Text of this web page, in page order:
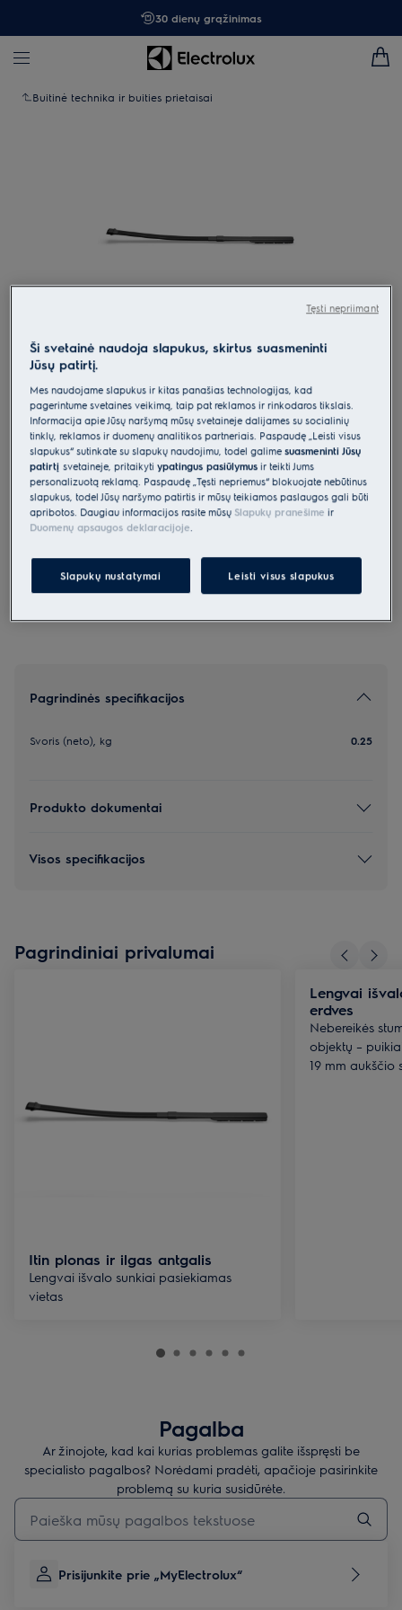
30 dienų grąžinimas
Buitinė technika ir buities prietaisai
Spustelėkite, kad padidintumėte mastelį
ZE163
Itin plonas, lankstus ir ilgas antgalis
plyšiams
0 (0)
*Produkto puslapio galerijoje pateiktos nuotraukos
ir vaizdo įrašai yra tik iliustraciniai ir gali netiksliai
atvaizduoti šį modelį.
Pagrindinės specifikacijos
Svoris (neto), kg 0.25
Produkto dokumentai
Visos specifikacijos
Pagrindiniai privalumai
Itin plonas ir ilgas antgalis
Lengvai išvalo sunkiai pasiekiamas
vietas
Lengvai
erdves
Nebereikės
objektų –
19 mm aukščio
Pagalba
Ar žinojote, kad kai kurias problemas galite išspręsti be
specialisto pagalbos? Norėdami pradėti, apačioje pasirinkite
problemą su kuria susidūrėte.
Įveskite tekstą, jei norite ieškoti pagalbinių straipsnių
Prisijunkite prie „MyElectrolux“
Ši svetainė naudoja slapukus, skirtus suasmeninti
Jūsų patirtį.
Mes naudojame slapukus ir kitas panašias technologijas, kad
pagerintume svetainės veikimą, taip pat reklamos ir rinkodaros tikslais.
Informacija apie Jūsų naršymą mūsų svetainėje dalijamės su socialinių
tinklų, reklamos ir duomenų analitikos partneriais. Paspaudę „Leisti visus
slapukus“ sutinkate su slapukų naudojimu, todėl galimesuasmeninti Jūsų
patirtįsvetainėje, pritaikytiypatingus pasiūlymus ir teikti Jums
personalizuotą reklamą. Paspaudę „Tęsti nepriėmus“ blokuojate nebūtinus
slapukus, todėl Jūsų naršymo patirtis ir mūsų teikiamos paslaugos gali būti
apribotos. Daugiau informacijos rasite mūsų Slapukų pranešime ir
Duomenų apsaugos deklaracijoje.
Slapukų nustatymai Leisti visus slapukus
Tęsti nepriimant